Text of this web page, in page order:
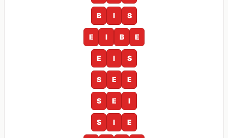
B I S
E I B E
E I S
S E E
S E I
S I E